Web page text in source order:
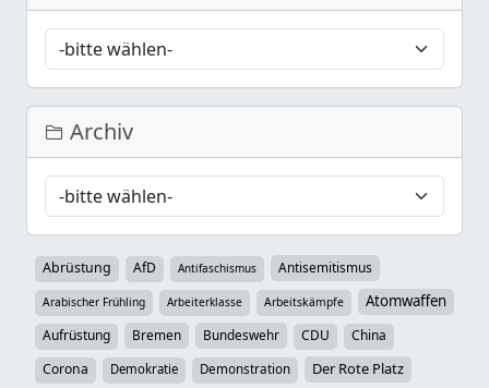
Archiv
Abrüstung AfD Antifaschismus Antisemitismus
Arabischer Frühling Arbeiterklasse Arbeitskämpfe Atomwaffen
Aufrüstung Bremen Bundeswehr CDU
China
Corona
Demokratie Demonstration
Der Rote Platz